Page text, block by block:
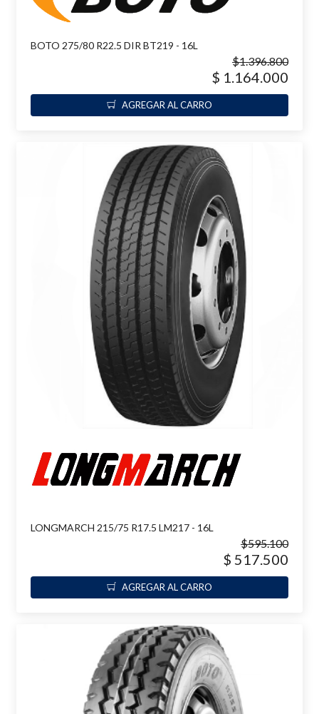
BOTO 275/80 R22.5 DIR BT219 - 16L
$1.396.800
$ 1.164.000
AGREGAR AL CARRO
LONGMARCH 215/75 R17.5 LM217 - 16L
$595.100
$ 517.500
AGREGAR AL CARRO